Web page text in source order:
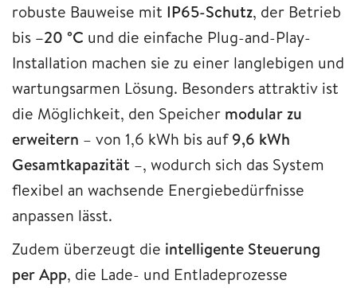
robuste Bauweise mit IP65-Schutz, der Betrieb
bis –20 °C und die einfache Plug-and-Play-
Installation machen sie zu einer langlebigen und
wartungsarmen Lösung. Besonders attraktiv ist
die Möglichkeit, den Speicher modular zu
erweitern – von 1,6 kWh bis auf9,6 kWh
Gesamtkapazität –, wodurch sich das System
flexibel an wachsende Energiebedürfnisse
anpassen lässt.
Zudem überzeugt die intelligente Steuerung
per App, die Lade- und Entladeprozesse